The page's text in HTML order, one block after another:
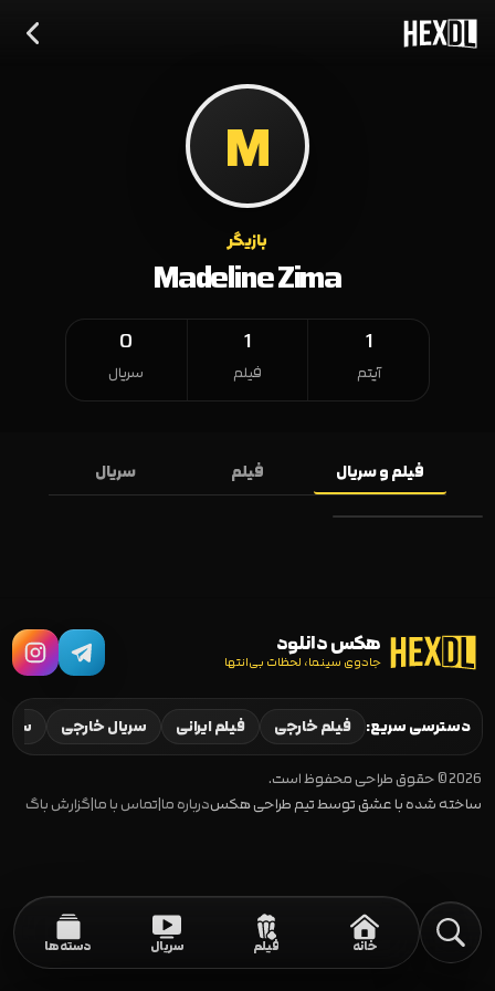
M
بازیگر
Madeline Zima
1
آیتم
1
فیلم
0
سریال
فیلم و سریال فیلم سریال
Subservience 2024
هکس دانلود
جادوی سینما، لحظات بی‌انتها
دسترسی سریع: فیلم خارجی فیلم ایرانی سریال خارجی
2026 © حقوق طراحی محفوظ است.
ساخته شده با عشق توسط تیم طراحی هکسدرباره ما|تماس با ما|گزارش باگ
خانه فیلم سریال دسته‌ها